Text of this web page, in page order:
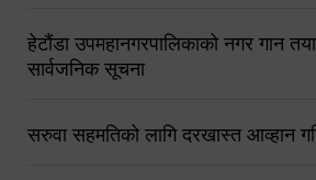
हेटौंडा उपमहानगरपालिकाको नगर गान
सार्वजनिक सूचना
सरुवा सहमतिको लागि दरखास्त आव्हान